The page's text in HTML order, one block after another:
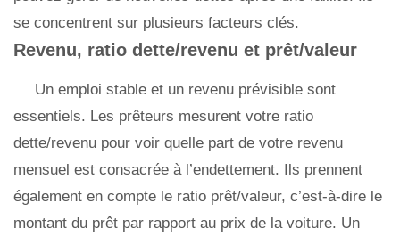
se concentrent sur plusieurs facteurs clés.
Revenu, ratio dette/revenu et prêt/valeur
Un emploi stable et un revenu prévisible sont
essentiels. Les prêteurs mesurent votre ratio
dette/revenu pour voir quelle part de votre revenu
mensuel est consacrée à l’endettement. Ils prennent
également en compte le ratio prêt/valeur, c’est-à-dire le
montant du prêt par rapport au prix de la voiture. Un